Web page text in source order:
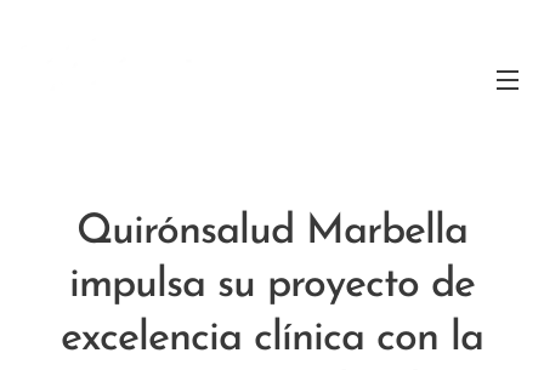
Quirónsalud Marbella
impulsa su proyecto de
excelencia clínica con la